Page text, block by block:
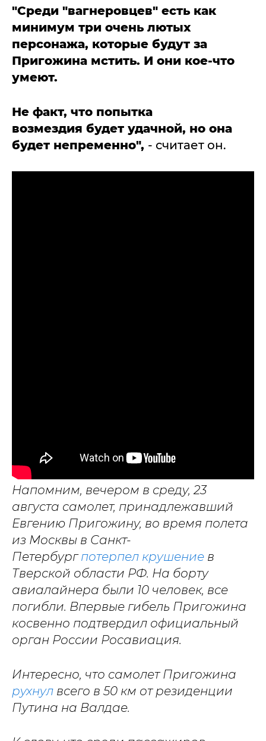
"Среди "вагнеровцев" есть как
минимум три очень лютых
персонажа, которые будут за
Пригожина мстить. И они кое-что
умеют.
Не факт, что попытка
возмездия будет удачной, но она
будет непременно", - считает он.
Напомним, вечером в среду, 23
августа самолет, принадлежавший
Евгению Пригожину, во время полета
из Москвы в Санкт-
Петербургпотерпел крушение в
Тверской области РФ. На борту
авиалайнера были 10 человек, все
погибли. Впервые гибель Пригожина
косвенно подтвердил официальный
орган России Росавиация.
Интересно, что самолет Пригожина
рухнул всего в 50 км от резиденции
Путина на Валдае.